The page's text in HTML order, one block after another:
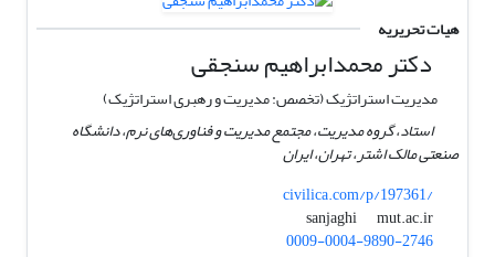
هیات تحریریه
دکتر محمدابراهیم سنجقی
مدیریت استراتژیک (تخصص: مدیریت و رهبری استراتژیک)
استاد، گروه مدیریت، مجتمع مدیریت و فناوری‌های نرم، دانشگاه
صنعتی مالک اشتر، تهران، ایران
civilica.com/p/197361/
sanjaghi
mut.ac.ir
0009-0004-9890-2746